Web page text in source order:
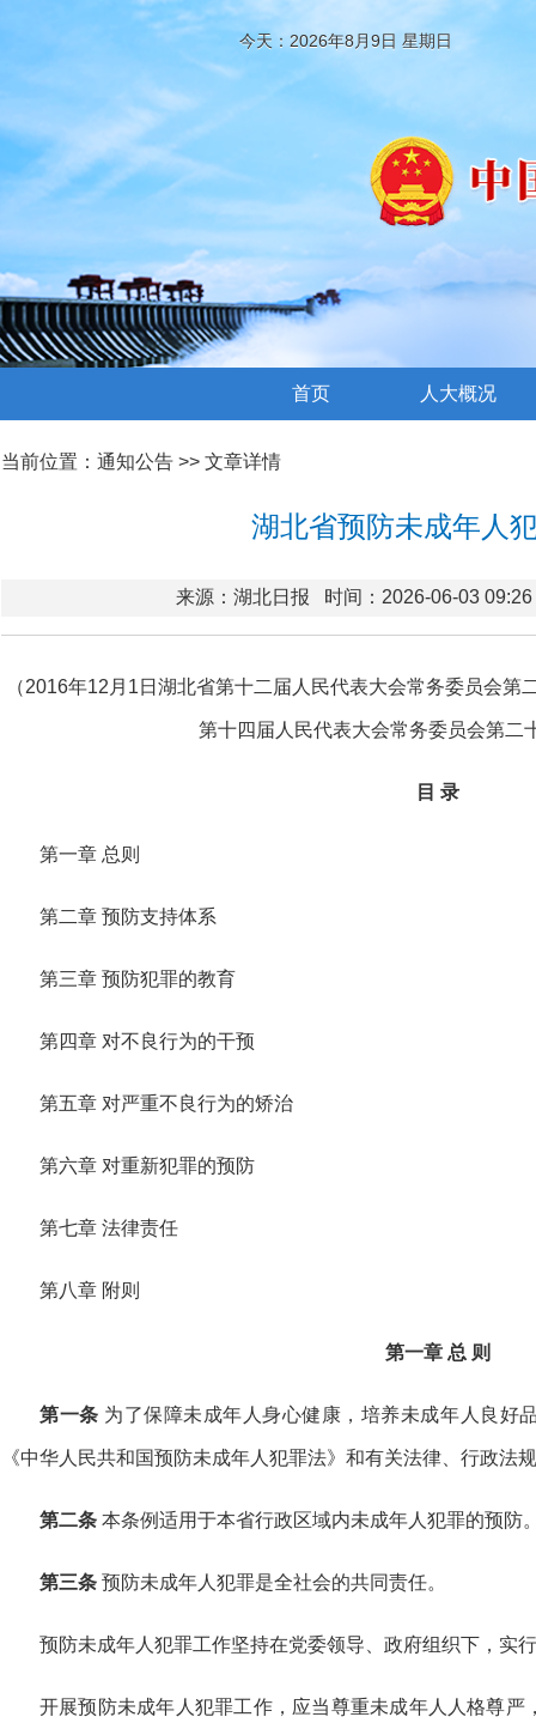
今天：2026年8月9日 星期日
首页 人大概况
当前位置： 通知公告 >> 文章详情
湖北省预防未成年人
来源：湖北日报 时间：2026-06-03 09:26
（2016年12月1日湖北省第十二届人民代表大会常务委员会
第十四届人民代表大会常务委员会第二
目 录
第一章 总则
第二章 预防支持体系
第三章 预防犯罪的教育
第四章 对不良行为的干预
第五章 对严重不良行为的矫治
第六章 对重新犯罪的预防
第七章 法律责任
第八章 附则
第一章 总 则
第一条 为了保障未成年人身心健康，培养未成年人良好
《中华人民共和国预防未成年人犯罪法》和有关法律、行政法
第二条 本条例适用于本省行政区域内未成年人犯罪的预防
第三条 预防未成年人犯罪是全社会的共同责任。
预防未成年人犯罪工作坚持在党委领导、政府组织下，实
开展预防未成年人犯罪工作，应当尊重未成年人人格尊